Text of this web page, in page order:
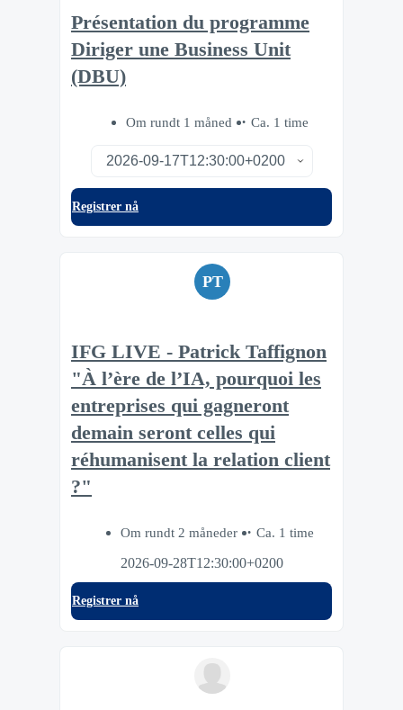
Présentation du programme
Diriger une Business Unit
(DBU)
Om rundt 1 måned Ca. 1 time
Registrer nå
PT
IFG LIVE - Patrick Taffignon
"À l’ère de l’IA, pourquoi les
entreprises qui gagneront
demain seront celles qui
réhumanisent la relation client
?"
Om rundt 2 måneder
Ca. 1 time
2026-09-28T12:30:00+0200
Registrer nå